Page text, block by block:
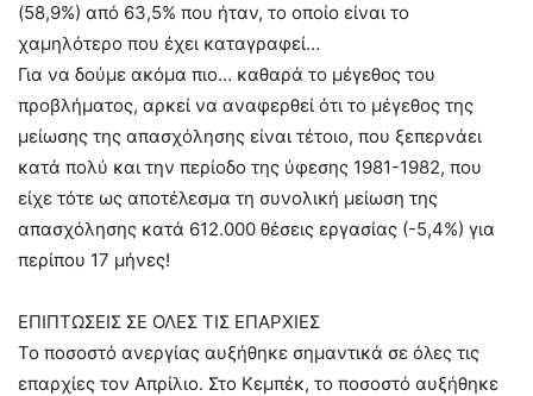
(58,9%) από 63,5% που ήταν, το οποίο είναι το
χαμηλότερο που έχει καταγραφεί…
Για να δούμε ακόμα πιο… καθαρά το μέγεθος του
προβλήματος, αρκεί να αναφερθεί ότι το μέγεθος της
μείωσης της απασχόλησης είναι τέτοιο, που ξεπερνάει
κατά πολύ και την περίοδο της ύφεσης 1981-1982, που
είχε τότε ως αποτέλεσμα τη συνολική μείωση της
απασχόλησης κατά 612.000 θέσεις εργασίας (-5,4%) για
περίπου 17 μήνες!
ΕΠΙΠΤΩΣΕΙΣ ΣΕ ΟΛΕΣ ΤΙΣ ΕΠΑΡΧΙΕΣ
Το ποσοστό ανεργίας αυξήθηκε σημαντικά σε όλες τις
επαρχίες τον Απρίλιο. Στο Κεμπέκ, το ποσοστό αυξήθηκε